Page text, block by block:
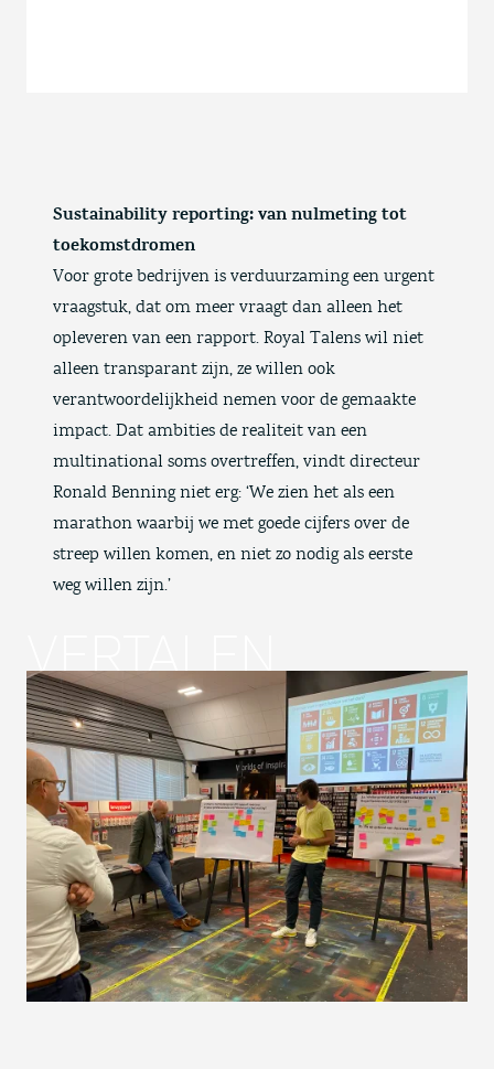
Sustainability reporting: van nulmeting tot
toekomstdromen
Voor grote bedrijven is verduurzaming een urgent
vraagstuk, dat om meer vraagt dan alleen het
opleveren van een rapport. Royal Talens wil niet
alleen transparant zijn, ze willen ook
verantwoordelijkheid nemen voor de gemaakte
impact. Dat ambities de realiteit van een
multinational soms overtreffen, vindt directeur
Ronald Benning niet erg: ‘We zien het als een
marathon waarbij we met goede cijfers over de
streep willen komen, en niet zo nodig als eerste
weg willen zijn.’
VERTALEN